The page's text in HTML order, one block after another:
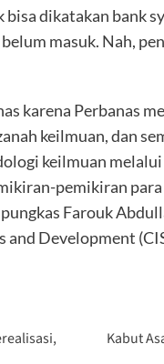
bisa dikatakan
masuk. Nah,
karena Perbanas
keilmuan, dan
keilmuan
pemikiran
Farouk
and Development
Kabut